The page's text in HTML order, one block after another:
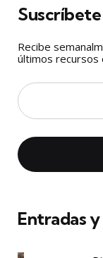
Recibe
últimos recursos
Entradas y